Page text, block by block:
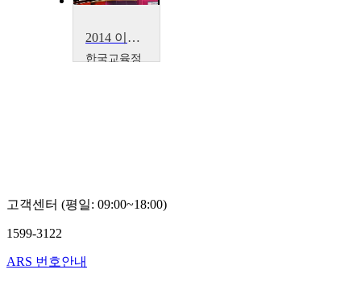
2014 이러닝 국제 콘퍼런스 : What is the Lessons from Education Support Project~
한국교육정
고객센터 (평일: 09:00~18:00)
1599-3122
ARS 번호안내